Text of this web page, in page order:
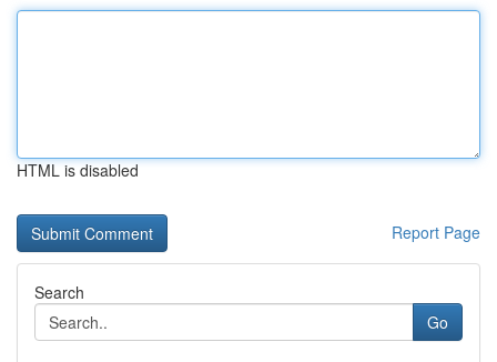
HTML is disabled
Report Page
Search
Go